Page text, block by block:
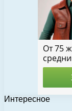
Интересное